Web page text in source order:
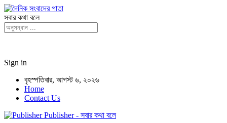
সবার কথা বলে
Sign in
বৃহস্পতিবার, আগস্ট ৬, ২০২৬
Home
Contact Us
Publisher - সবার কথা বলে